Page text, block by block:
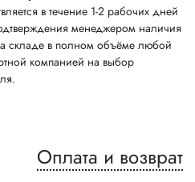
в течение 1-2 рабочих дней
менеджером наличия
складе в полном объёме любой
компанией на выбор
Оплата и возврат